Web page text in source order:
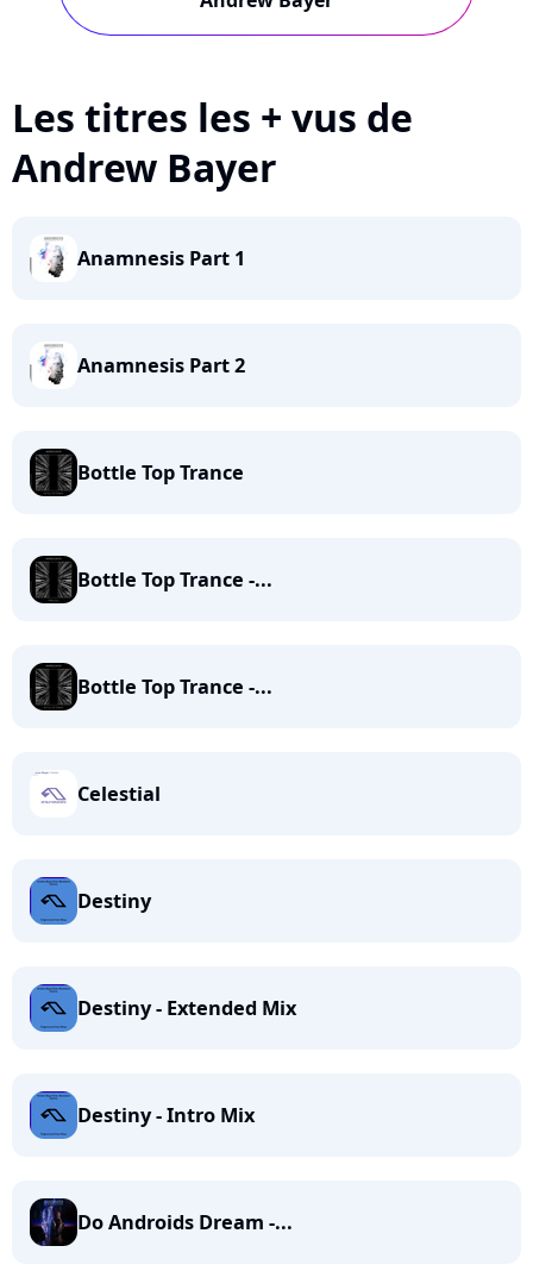
Les titres les + vus de
Andrew Bayer
Anamnesis Part 1
Anamnesis Part 2
Bottle Top Trance
Bottle Top Trance -...
Bottle Top Trance -...
Celestial
Destiny
Destiny - Extended Mix
Destiny - Intro Mix
Do Androids Dream -...